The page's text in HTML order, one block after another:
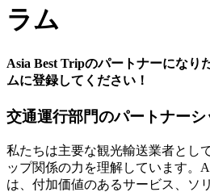
ラム
Asia Best Tripのパートナーになり
ムに登録してください！
交通運行部門のパートナー
私たちは主要な観光輸送業者とし
ップ関係の力を理解しています。
は、付加価値のあるサービス、ソ